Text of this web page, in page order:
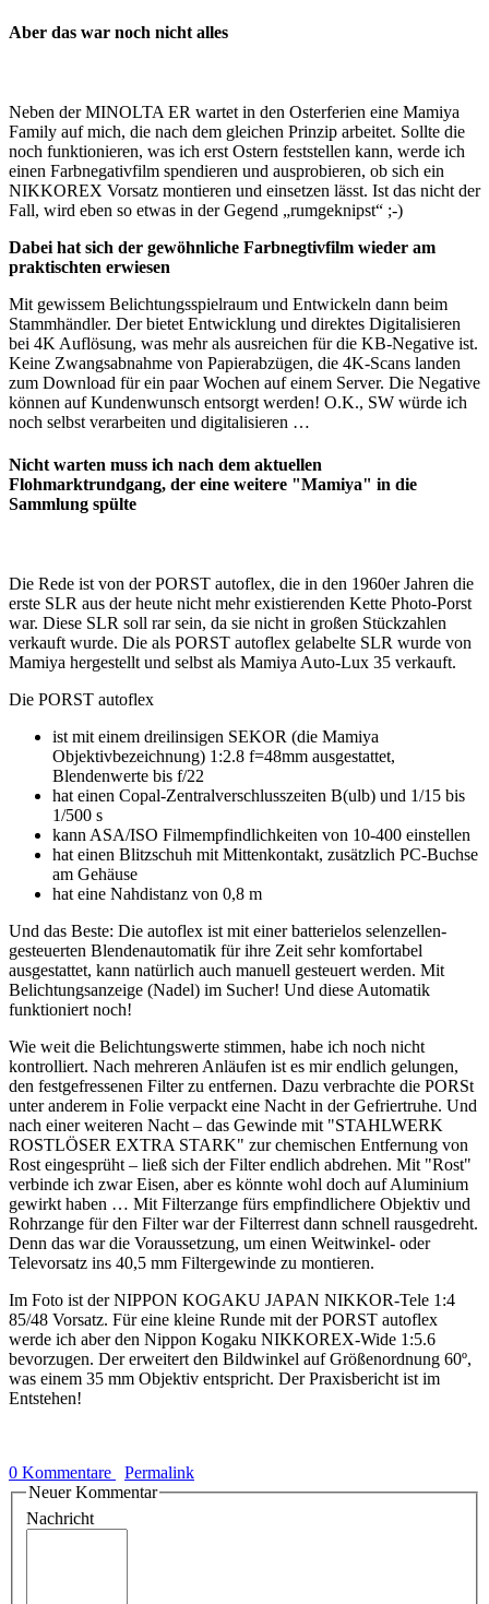
Aber das war noch nicht alles
Neben der MINOLTA ER wartet in den Osterferien eine Mamiya
Family auf mich, die nach dem gleichen Prinzip arbeitet. Sollte die
noch funktionieren, was ich erst Ostern feststellen kann, werde ich
einen Farbnegativfilm spendieren und ausprobieren, ob sich ein
NIKKOREX Vorsatz montieren und einsetzen lässt. Ist das nicht der
Fall, wird eben so etwas in der Gegend „rumgeknipst“ ;-)
Dabei hat sich der gewöhnliche Farbnegtivfilm wieder am
praktischten erwiesen
Mit gewissem Belichtungsspielraum und Entwickeln dann beim
Stammhändler. Der bietet Entwicklung und direktes Digitalisieren
bei 4K Auflösung, was mehr als ausreichen für die KB-Negative ist.
Keine Zwangsabnahme von Papierabzügen, die 4K-Scans landen
zum Download für ein paar Wochen auf einem Server. Die Negative
können auf Kundenwunsch entsorgt werden! O.K., SW würde ich
noch selbst verarbeiten und digitalisieren …
Nicht warten muss ich nach dem aktuellen
Flohmarktrundgang, der eine weitere "Mamiya" in die
Sammlung spülte
Die Rede ist von der PORST autoflex, die in den 1960er Jahren die
erste SLR aus der heute nicht mehr existierenden Kette Photo-Porst
war. Diese SLR soll rar sein, da sie nicht in großen Stückzahlen
verkauft wurde. Die als PORST autoflex gelabelte SLR wurde von
Mamiya hergestellt und selbst als Mamiya Auto-Lux 35 verkauft.
Die PORST autoflex
ist mit einem dreilinsigen SEKOR (die Mamiya
Objektivbezeichnung) 1:2.8 f=48mm ausgestattet,
Blendenwerte bis f/22
hat einen Copal-Zentralverschlusszeiten B(ulb) und 1/15 bis
1/500 s
kann ASA/ISO Filmempfindlichkeiten von 10-400 einstellen
hat einen Blitzschuh mit Mittenkontakt, zusätzlich PC-Buchse
am Gehäuse
hat eine Nahdistanz von 0,8 m
Und das Beste: Die autoflex ist mit einer batterielos selenzellen-
gesteuerten Blendenautomatik für ihre Zeit sehr komfortabel
ausgestattet, kann natürlich auch manuell gesteuert werden. Mit
Belichtungsanzeige (Nadel) im Sucher! Und diese Automatik
funktioniert noch!
Wie weit die Belichtungswerte stimmen, habe ich noch nicht
kontrolliert. Nach mehreren Anläufen ist es mir endlich gelungen,
den festgefressenen Filter zu entfernen. Dazu verbrachte die PORSt
unter anderem in Folie verpackt eine Nacht in der Gefriertruhe. Und
nach einer weiteren Nacht – das Gewinde mit "STAHLWERK
ROSTLÖSER EXTRA STARK" zur chemischen Entfernung von
Rost eingesprüht – ließ sich der Filter endlich abdrehen. Mit "Rost"
verbinde ich zwar Eisen, aber es könnte wohl doch auf Aluminium
gewirkt haben … Mit Filterzange fürs empfindlichere Objektiv und
Rohrzange für den Filter war der Filterrest dann schnell rausgedreht.
Denn das war die Voraussetzung, um einen Weitwinkel- oder
Televorsatz ins 40,5 mm Filtergewinde zu montieren.
Im Foto ist der NIPPON KOGAKU JAPAN NIKKOR-Tele 1:4
85/48 Vorsatz. Für eine kleine Runde mit der PORST autoflex
werde ich aber den Nippon Kogaku NIKKOREX-Wide 1:5.6
bevorzugen. Der erweitert den Bildwinkel auf Größenordnung 60º,
was einem 35 mm Objektiv entspricht. Der Praxisbericht ist im
Entstehen!
0 Kommentare
Permalink
Neuer Kommentar
Nachricht